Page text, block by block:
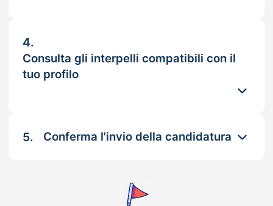
4.
Consulta gli interpelli compatibili con il
tuo profilo
5. Conferma l'invio della candidatura